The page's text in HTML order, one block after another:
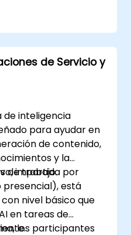
de Servicio y
de inteligencia
para ayudar en
de contenido,
y la
de trabajo.
impartida por
está
nivel básico que
en tareas de
los participantes